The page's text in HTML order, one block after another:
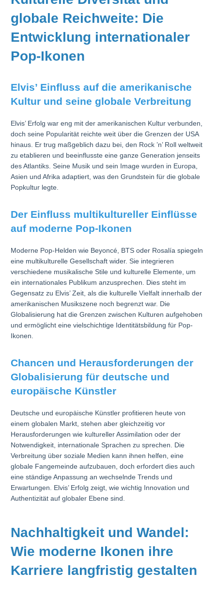
globale Reichweite: Die
Entwicklung internationaler
Pop-Ikonen
Elvis’ Einfluss auf die amerikanische
Kultur und seine globale Verbreitung
Elvis’ Erfolg war eng mit der amerikanischen Kultur verbunden,
doch seine Popularität reichte weit über die Grenzen der USA
hinaus. Er trug maßgeblich dazu bei, den Rock ’n’ Roll weltweit
zu etablieren und beeinflusste eine ganze Generation jenseits
des Atlantiks. Seine Musik und sein Image wurden in Europa,
Asien und Afrika adaptiert, was den Grundstein für die globale
Popkultur legte.
Der Einfluss multikultureller Einflüsse
auf moderne Pop-Ikonen
Moderne Pop-Helden wie Beyoncé, BTS oder Rosalía spiegeln
eine multikulturelle Gesellschaft wider. Sie integrieren
verschiedene musikalische Stile und kulturelle Elemente, um
ein internationales Publikum anzusprechen. Dies steht im
Gegensatz zu Elvis’ Zeit, als die kulturelle Vielfalt innerhalb der
amerikanischen Musikszene noch begrenzt war. Die
Globalisierung hat die Grenzen zwischen Kulturen aufgehoben
und ermöglicht eine vielschichtige Identitätsbildung für Pop-
Ikonen.
Chancen und Herausforderungen der
Globalisierung für deutsche und
europäische Künstler
Deutsche und europäische Künstler profitieren heute von
einem globalen Markt, stehen aber gleichzeitig vor
Herausforderungen wie kultureller Assimilation oder der
Notwendigkeit, internationale Sprachen zu sprechen. Die
Verbreitung über soziale Medien kann ihnen helfen, eine
globale Fangemeinde aufzubauen, doch erfordert dies auch
eine ständige Anpassung an wechselnde Trends und
Erwartungen. Elvis’ Erfolg zeigt, wie wichtig Innovation und
Authentizität auf globaler Ebene sind.
Nachhaltigkeit und Wandel:
Wie moderne Ikonen ihre
Karriere langfristig gestalten